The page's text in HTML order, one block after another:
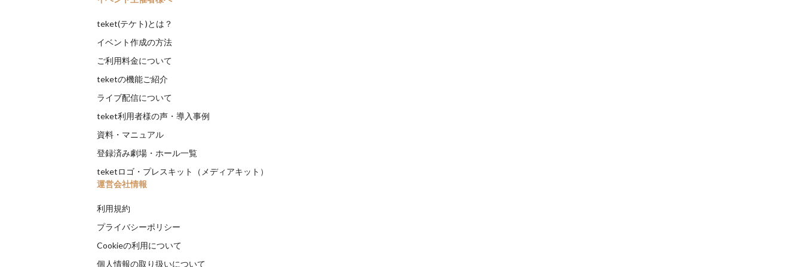
teket(テケト)とは？
イベント作成の方法
ご利用料金について
teketの機能ご紹介
ライブ配信について
teket利用者様の声・導入事例
資料・マニュアル
登録済み劇場・ホール一覧
teketロゴ・プレスキット（メディアキット）
運営会社情報
利用規約
プライバシーポリシー
Cookieの利用について
個人情報の取り扱いについて